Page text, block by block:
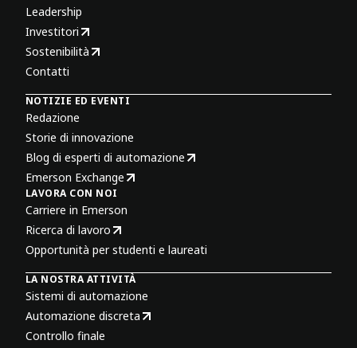
Leadership
Investitori
Sostenibilità
Contatti
NOTIZIE ED EVENTI
Redazione
Storie di innovazione
Blog di esperti di automazione
Emerson Exchange
LAVORA CON NOI
Carriere in Emerson
Ricerca di lavoro
Opportunità per studenti e laureati
LA NOSTRA ATTIVITÀ
Sistemi di automazione
Automazione discreta
Controllo finale